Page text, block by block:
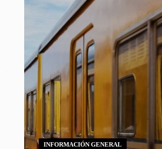
INFORMACIÓN GENERAL